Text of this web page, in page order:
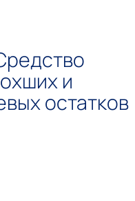
и
остатков